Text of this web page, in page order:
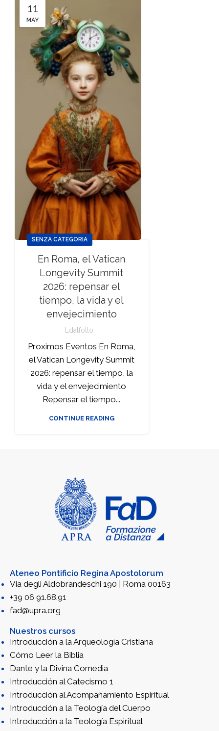
11
MAY
SENZA CATEGORIA
En Roma, el Vatican
Longevity Summit
2026: repensar el
tiempo, la vida y el
envejecimiento
Ldalfollo
Proximos Eventos En Roma,
el Vatican Longevity Summit
2026: repensar el tiempo, la
vida y el envejecimiento
Repensar el tiempo...
CONTINUE READING
Ateneo Pontificio Regina Apostolorum
Via degli Aldobrandeschi 190 | Roma 00163
+39 06 91.68.91
fad@upra.org
Nuestros cursos
Introducción a la Arqueología Cristiana
Cómo Leer la Biblia
Dante y la Divina Comedia
Introducción al Catecismo 1
Introducción al Acompañamiento Espiritual
Introducción a la Teología del Cuerpo
Introducción a la Teología Espiritual